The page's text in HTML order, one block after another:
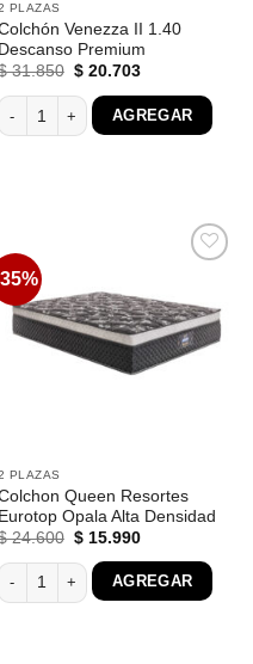
cantidad
PLAZAS
Venezza II 1.40
Descanso Premium
31.850 El
original
era:
$ 31.850.
$20.703El
actual
es:
$ 20.703.
Venezza II 1.40 Descanso
AGREGAR
cantidad
PLAZAS
Queen Resortes
Eurotop Opala Alta Densidad
24.600 El
original
era:
$ 24.600.
$15.990El
es:
$ 15.990.
Queen Resortes Eurotop
AGREGAR